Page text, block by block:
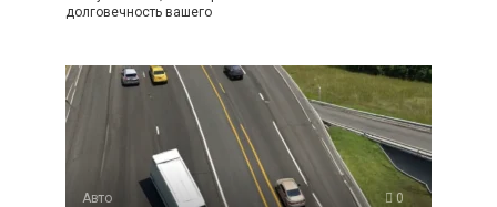
долговечность вашего
Авто 0